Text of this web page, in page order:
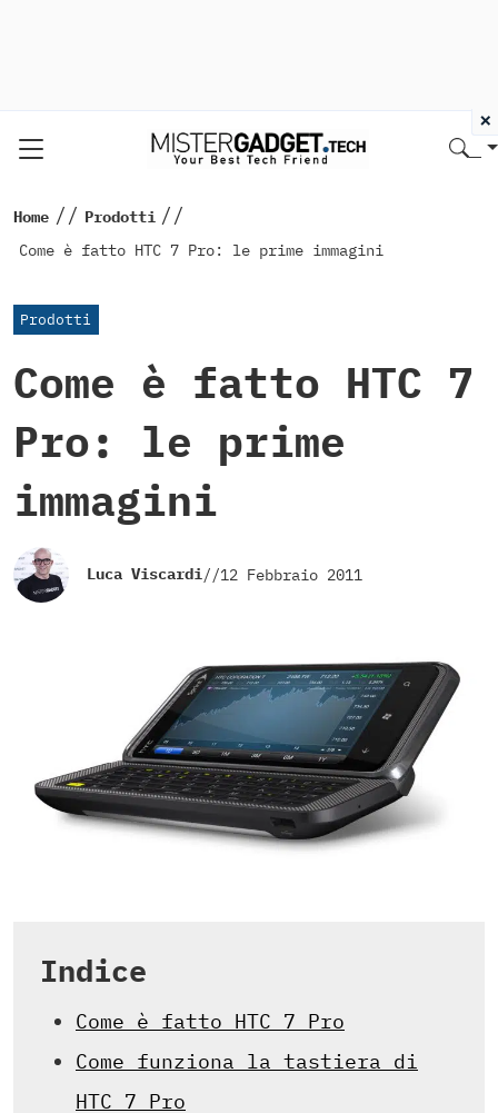
Home // Prodotti //
Come è fatto HTC 7 Pro: le prime immagini
Prodotti
Come è fatto HTC 7
Pro: le prime
immagini
Luca Viscardi//12 Febbraio 2011
Indice
Come è fatto HTC 7 Pro
Come funziona la tastiera di
HTC 7 Pro
×